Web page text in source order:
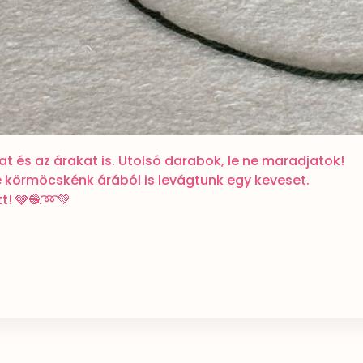
és az árakat is. Utolsó darabok, le ne maradjatok!
árából is levágtunk egy keveset.
🩶🧶➿💚